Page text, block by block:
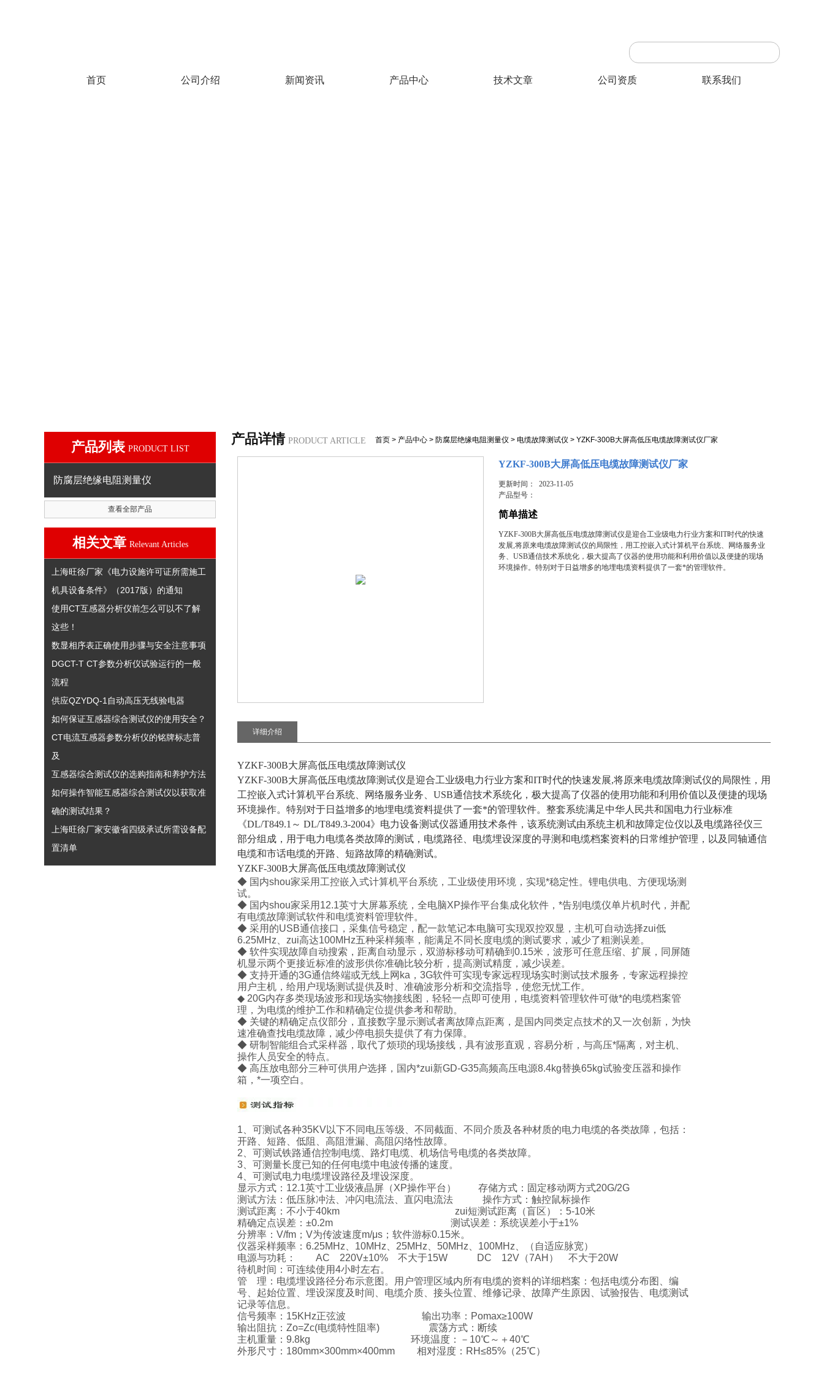
首页 公司介绍 新闻资讯 产品中心 技术文章 公司资质 联系我们
产品列表 PRODUCT LIST
防腐层绝缘电阻测量仪
查看全部产品
相关文章 Relevant Articles
上海旺徐厂家《电力设施许可证所需施工
机具设备条件》（2017版）的通知
使用CT互感器分析仪前怎么可以不了解
这些！
数显相序表正确使用步骤与安全注意事项
DGCT-T CT参数分析仪试验运行的一般
流程
供应QZYDQ-1自动高压无线验电器
如何保证互感器综合测试仪的使用安全？
CT电流互感器参数分析仪的铭牌标志普
及
互感器综合测试仪的选购指南和养护方法
如何操作智能互感器综合测试仪以获取准
确的测试结果？
上海旺徐厂家安徽省四级承试所需设备配
置清单
产品详情 PRODUCT ARTICLE 首页 > 产品中心 > 防腐层绝缘电阻测量仪 > 电缆故障测试仪 > YZKF-300B大屏高低压电缆故障测试仪厂家
YZKF-300B大屏高低压电缆故障测试仪厂家
更新时间： 2023-11-05
产品型号：
简单描述
YZKF-300B大屏高低压电缆故障测试仪是迎合工业级电力行业方案和IT时代的快速
发展,将原来电缆故障测试仪的局限性，用工控嵌入式计算机平台系统、网络服务业
务、USB通信技术系统化，极大提高了仪器的使用功能和利用价值以及便捷的现场
环境操作。特别对于日益增多的地埋电缆资料提供了一套*的管理软件。
详细介绍
YZKF-300B大屏高低压电缆故障测试仪
YZKF-300B大屏高低压电缆故障测试仪是迎合工业级电力行业方案和IT时代的快速发展,将原来电缆故障测试仪的局限性，用
工控嵌入式计算机平台系统、网络服务业务、USB通信技术系统化，极大提高了仪器的使用功能和利用价值以及便捷的现场
环境操作。特别对于日益增多的地埋电缆资料提供了一套*的管理软件。整套系统满足中华人民共和国电力行业标准
《DL/T849.1～ DL/T849.3-2004》电力设备测试仪器通用技术条件，该系统测试由系统主机和故障定位仪以及电缆路径仪三
部分组成，用于电力电缆各类故障的测试，电缆路径、电缆埋设深度的寻测和电缆档案资料的日常维护管理，以及同轴通信
电缆和市话电缆的开路、短路故障的精确测试。
YZKF-300B大屏高低压电缆故障测试仪
◆ 国内shou家采用 工控嵌入式计算机平台系统 ，工业级使用环境，实现*稳定性。锂电供电、方便现场测
试。
◆ 国内shou家采用 12.1英寸大屏幕系统 ，全电脑XP操作平台集成化软件 ，*告别电缆仪单片机时代，并配
有电缆故障测试软件和电缆资料管理软件。
◆ 采用 的USB通信接口 ，采集信号稳定，配一款笔记本电脑可实现双控双显，主机可自动选择zui低
6.25MHz、zui高达100MHz五种采样频率，能满足不同长度电缆的测试要求，减少了粗测误差。
◆ 软件实现故障自动搜索，距离自动显示， 双游标移动可精确到0.15米 ，波形可任意压缩、扩展，同屏随
机显示两个更接近标准的波形供你准确比较分析，提高测试精度，减少误差。
◆ 支持开通的3G通信终端或无线上网ka ，3G软件可实现专家远程现场实时测试技术服务，专家远程操控
用户主机，给用户现场测试提供及时、准确波形分析和交流指导，使您无忧工作。
◆ 20G内存多类现场波形和现场实物接线图，轻轻一点即可使用，电缆资料管理软件可做*的电缆档案管
理，为电缆的维护工作和精确定位提供参考和帮助。
◆ 关键的精确定点仪部分， 直接数字显示测试者离故障点距离 ，是国内同类定点技术的又一次创新，为快
速准确查找电缆故障，减少停电损失提供了有力保障。
◆ 研制 智能组合式采样器 ，取代了烦琐的现场接线，具有波形直观，容易分析，与高压*隔离，对主机、
操作人员安全的特点。
◆ 高压放电部分三种可供用户选择，国内*zui新GD-G35高频高压电源8.4kg替换65kg试验变压器和操作
箱 ，*一项空白。
1、可测试各种35KV以下不同电压等级、不同截面、不同介质及各种材质的电力电缆的各类故障，包括：
开路、短路、低阻、高阻泄漏、高阻闪络性故障。
2、可测试铁路通信控制电缆、路灯电缆、机场信号电缆的各类故障。
3、可测量长度已知的任何电缆中电波传播的速度。
4、可测试电力电缆埋设路径及埋设深度。
显示方式：12.1英寸工业级液晶屏（XP操作平台） 存储方式：固定移动两方式20G/2G
测试方法：低压脉冲法、冲闪电流法、直闪电流法 操作方式：触控鼠标操作
测试距离：不小于40km zui短测试距离（盲区）：5-10米
精确定点误差：±0.2m 测试误差：系统误差小于±1%
分辨率：V/fm；V为传波速度m/μs；软件游标0.15米。
仪器采样频率：6.25MHz、10MHz、25MHz、50MHz、100MHz、（自适应脉宽）
电源与功耗： AC 220V±10% 不大于15W DC 12V（7AH） 不大于20W
待机时间：可连续使用4小时左右。
管 理：电缆埋设路径分布示意图。用户管理区域内所有电缆的资料的详细档案：包括电缆分布图、编
号、起始位置、埋设深度及时间、电缆介质、接头位置、维修记录、故障产生原因、试验报告、电缆测试
记录等信息。
信号频率：15KHz正弦波 输出功率：Pomax≥100W
输出阻抗：Zo=Zc(电缆特性阻率) 震荡方式：断续
主机重量：9.8kg 环境温度：－10℃～＋40℃
外形尺寸：180mm×300mm×400mm 相对湿度：RH≤85%（25℃）